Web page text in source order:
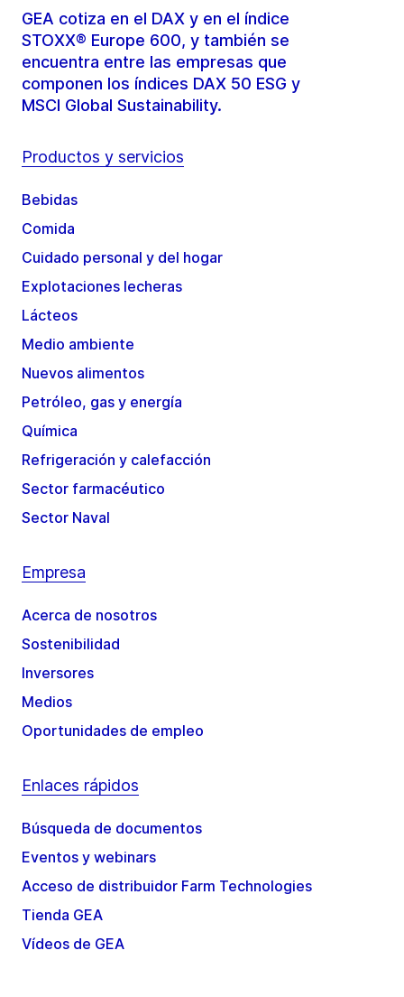
GEA cotiza en el DAX y en el índice
STOXX® Europe 600, y también se
encuentra entre las empresas que
componen los índices DAX 50 ESG y
MSCI Global Sustainability.
Productos y servicios
Bebidas
Comida
Cuidado personal y del hogar
Explotaciones lecheras
Lácteos
Medio ambiente
Nuevos alimentos
Petróleo, gas y energía
Química
Refrigeración y calefacción
Sector farmacéutico
Sector Naval
Empresa
Acerca de nosotros
Sostenibilidad
Inversores
Medios
Oportunidades de empleo
Enlaces rápidos
Búsqueda de documentos
Eventos y webinars
Acceso de distribuidor Farm Technologies
Tienda GEA
Vídeos de GEA